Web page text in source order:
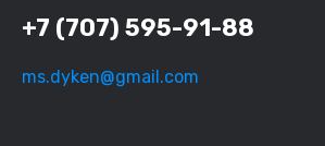
+7 (707) 595-91-88
ms.dyken@gmail.com